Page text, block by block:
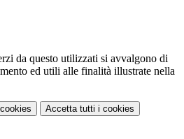
da questo utilizzati si avvalgono di
ed utili alle finalità illustrate nella
Accetta tutti i cookies